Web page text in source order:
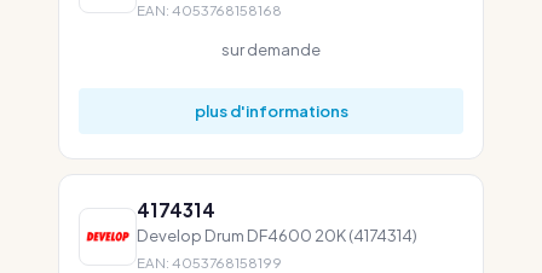
EAN: 4053768158168
sur demande
plus d'informations
4174314
Develop Drum DF4600 20K (4174314)
EAN: 4053768158199